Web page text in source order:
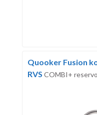
Quooker Fusion
RVS COMBI+